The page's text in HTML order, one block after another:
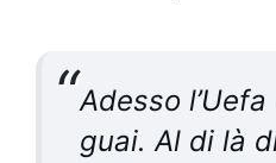
Adesso
guai. Al di là